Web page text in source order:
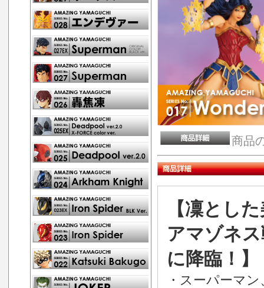
商品
【凜とし
アマゾネ
に降臨！】
・スーパーマ